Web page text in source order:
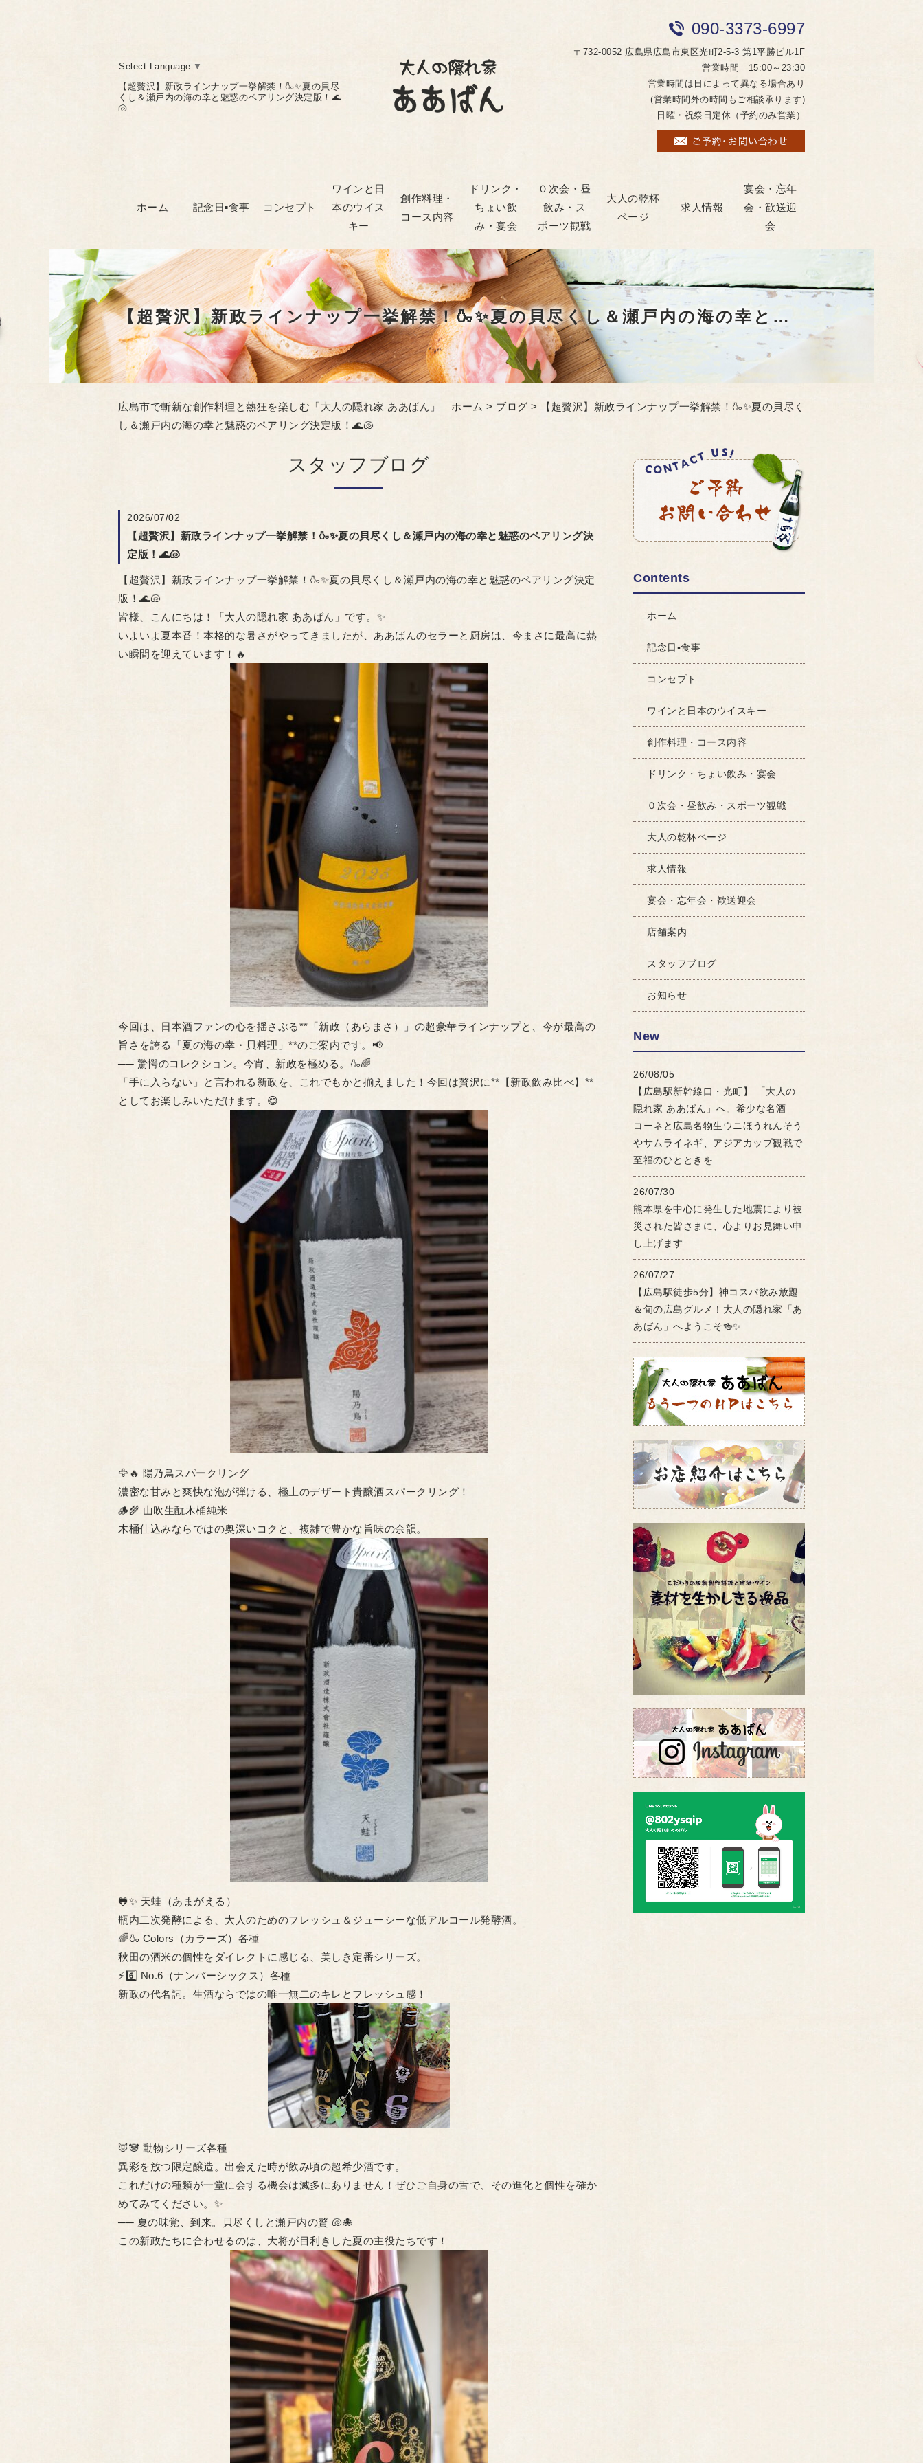
Select Language ▼
【超贅沢】新政ラインナップ一挙解禁！🍶✨夏の貝尽
くし＆瀬戸内の海の幸と魅惑のペアリング決定版！🌊
🐚
090-3373-6997
〒732-0052 広島県広島市東区光町2-5-3 第1平勝ビル1F
営業時間 15:00～23:30
営業時間は日によって異なる場合あり
(営業時間外の時間もご相談承ります)
日曜・祝祭日定休（予約のみ営業）
ホーム 記念日▪食事 コンセプト
ワインと日
本のウイス
キー
創作料理・
コース内容
ドリンク・
ちょい飲
み・宴会
０次会・昼
飲み・ス
ポーツ観戦
大人の乾杯
ページ
求人情報
宴会・忘年
会・歓送迎
会
【超贅沢】新政ラインナップ一挙解禁！🍶✨夏の貝尽くし＆瀬戸内の海の幸と魅惑のペアリング決定版！🌊🐚
広島市で斬新な創作料理と熱狂を楽しむ「大人の隠れ家 ああばん」｜ホーム > ブログ > 【超贅沢】新政ラインナップ一挙解禁！🍶✨夏の貝尽く
し＆瀬戸内の海の幸と魅惑のペアリング決定版！🌊🐚
スタッフブログ
2026/07/02
【超贅沢】新政ラインナップ一挙解禁！🍶✨夏の貝尽くし＆瀬戸内の海の幸と魅惑のペアリング決
定版！🌊🐚
【超贅沢】新政ラインナップ一挙解禁！🍶✨夏の貝尽くし＆瀬戸内の海の幸と魅惑のペアリング決定
版！🌊🐚
​皆様、こんにちは！「大人の隠れ家 ああばん」です。✨
​いよいよ夏本番！本格的な暑さがやってきましたが、ああばんのセラーと厨房は、今まさに最高に熱
い瞬間を迎えています！🔥
​今回は、日本酒ファンの心を揺さぶる**「新政（あらまさ）」の超豪華ラインナップと、今が最高の
旨さを誇る「夏の海の幸・貝料理」**のご案内です。📢
​── 驚愕のコレクション。今宵、新政を極める。🍶🌈
​「手に入らない」と言われる新政を、これでもかと揃えました！今回は贅沢に**【新政飲み比べ】**
としてお楽しみいただけます。😋
​🦅🔥 陽乃鳥スパークリング
濃密な甘みと爽快な泡が弾ける、極上のデザート貴醸酒スパークリング！
​🪵🌾 山吹生酛木桶純米
木桶仕込みならではの奥深いコクと、複雑で豊かな旨味の余韻。
​🐸✨ 天蛙（あまがえる）
瓶内二次発酵による、大人のためのフレッシュ＆ジューシーな低アルコール発酵酒。
​🌈🍶 Colors（カラーズ）各種
秋田の酒米の個性をダイレクトに感じる、美しき定番シリーズ。
​⚡️6️⃣ No.6（ナンバーシックス）各種
新政の代名詞。生酒ならではの唯一無二のキレとフレッシュ感！
​🦊🐼 動物シリーズ各種
異彩を放つ限定醸造。出会えた時が飲み頃の超希少酒です。
​これだけの種類が一堂に会する機会は滅多にありません！ぜひご自身の舌で、その進化と個性を確か
めてみてください。✨
​── 夏の味覚、到来。貝尽くしと瀬戸内の贅 🐚🐙
​この新政たちに合わせるのは、大将が目利きした夏の主役たちです！
Contents
ホーム
記念日▪食事
コンセプト
ワインと日本のウイスキー
創作料理・コース内容
ドリンク・ちょい飲み・宴会
０次会・昼飲み・スポーツ観戦
大人の乾杯ページ
求人情報
宴会・忘年会・歓送迎会
店舗案内
スタッフブログ
お知らせ
New
26/08/05
【広島駅新幹線口・光町】 「大人の
隠れ家 ああばん」へ。希少な名酒
コーネと広島名物生ウニほうれんそう
やサムライネギ、アジアカップ観戦で
至福のひとときを
26/07/30
熊本県を中心に発生した地震により被
災された皆さまに、心よりお見舞い申
し上げます
26/07/27
【広島駅徒歩5分】神コスパ飲み放題
＆旬の広島グルメ！大人の隠れ家「あ
あばん」へようこそ🍻✨